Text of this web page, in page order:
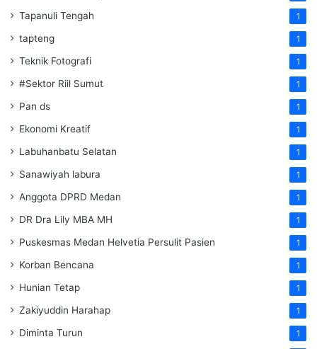
Tapanuli Tengah 1
tapteng 1
Teknik Fotografi 1
#Sektor Riil Sumut 1
Pan ds 1
Ekonomi Kreatif 1
Labuhanbatu Selatan 1
Sanawiyah labura 1
Anggota DPRD Medan 1
DR Dra Lily MBA MH 1
Puskesmas Medan Helvetia Persulit Pasien 1
Korban Bencana 1
Hunian Tetap 1
Zakiyuddin Harahap 1
Diminta Turun 1